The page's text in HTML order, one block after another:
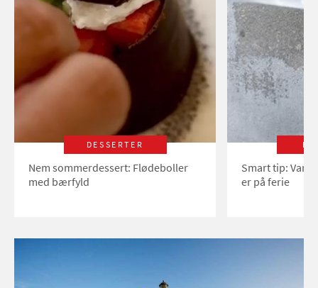
DESSERTER
Nem sommerdessert: Flødeboller
med bærfyld
Smart tip:
er på ferie